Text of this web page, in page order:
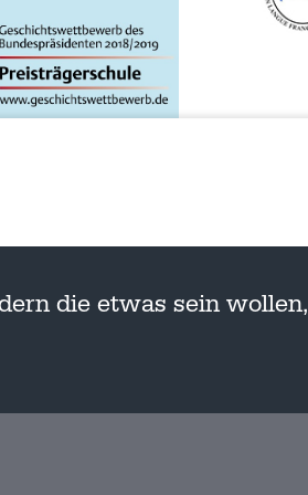
die etwas sein wollen,